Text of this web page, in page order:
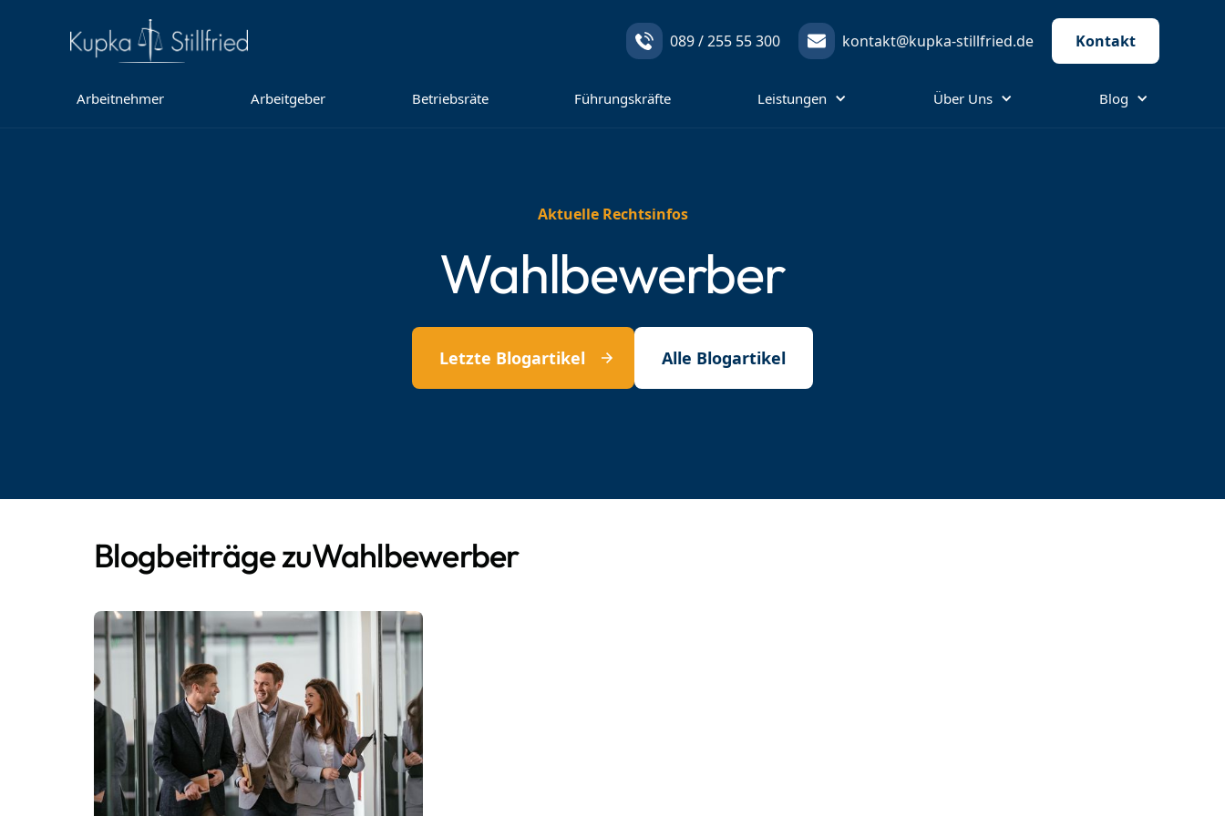
089 / 255 55 300 kontakt@kupka-stillfried.de Kontakt
Arbeitnehmer Arbeitgeber Betriebsräte Führungskräfte Leistungen Über Uns Blog
Aktuelle Rechtsinfos
Wahlbewerber
Letzte Blogartikel Alle Blogartikel
Blogbeiträge zuWahlbewerber